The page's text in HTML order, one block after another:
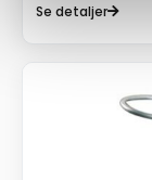
Se detaljer